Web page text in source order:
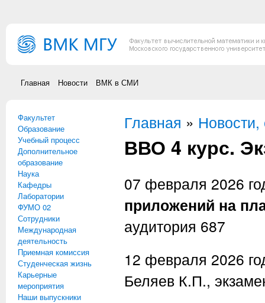
Главная Новости ВМК в СМИ
Факультет
Образование
Учебный процесс
Дополнительное
образование
Наука
Кафедры
Лаборатории
ФУМО 02
Сотрудники
Международная
деятельность
Приемная комиссия
Студенческая жизнь
Карьерные
мероприятия
Наши выпускники
Вы здесь
Главная »
ВВО 4 курс.
07 февраля 2026
приложений на
аудитория 687
12 февраля 2026
Беляев К.П.,